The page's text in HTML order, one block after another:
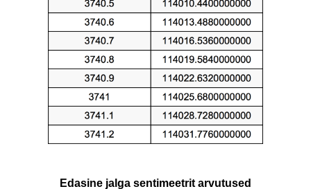
Edasine jalga sentimeetrit arvutused